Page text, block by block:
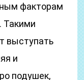
факторам
Такими
выступать
и
подушек,